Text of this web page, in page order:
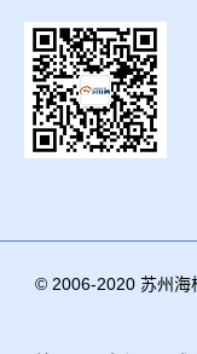
© 2006-2020 苏州